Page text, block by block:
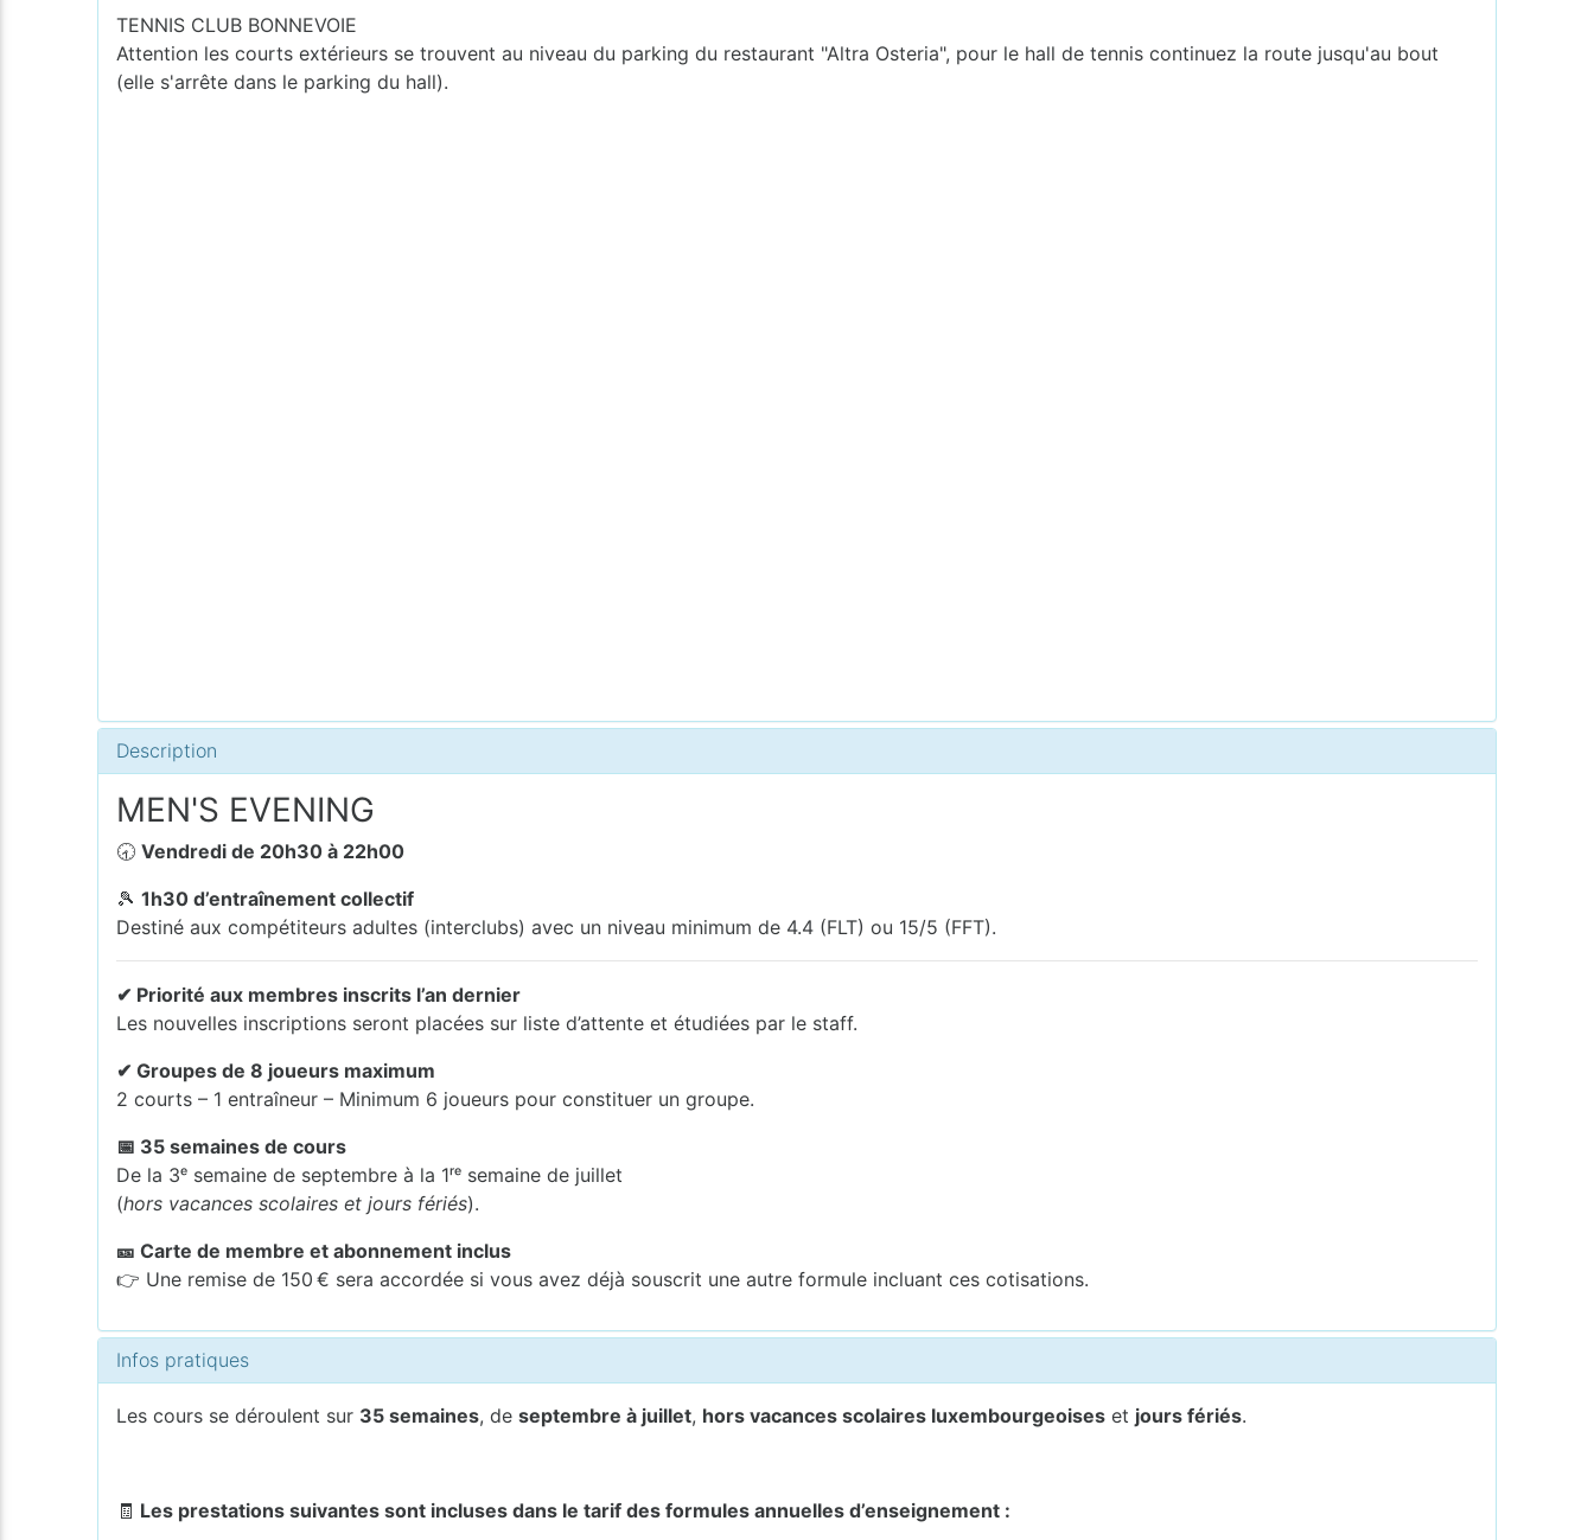
TENNIS CLUB BONNEVOIE
Attention les courts extérieurs se trouvent au niveau du parking du restaurant "Altra Osteria", pour le hall de tennis continuez la route jusqu'au bout
(elle s'arrête dans le parking du hall).
Description
MEN'S EVENING
🕣Vendredi de 20h30 à 22h00
🎾1h30 d’entraînement collectif
Destiné aux compétiteurs adultes (interclubs) avec un niveau minimum de 4.4 (FLT) ou 15/5 (FFT).
✔ Priorité aux membres inscrits l’an dernier
Les nouvelles inscriptions seront placées sur liste d’attente et étudiées par le staff.
✔ Groupes de 8 joueurs maximum
2 courts – 1 entraîneur – Minimum 6 joueurs pour constituer un groupe.
📅 35 semaines de cours
De la 3ᵉ semaine de septembre à la 1ʳᵉ semaine de juillet
(hors vacances scolaires et jours fériés).
🎫 Carte de membre et abonnement inclus
👉 Une remise de 150 € sera accordée si vous avez déjà souscrit une autre formule incluant ces cotisations.
Infos pratiques
Les cours se déroulent sur 35 semaines, deseptembre à juillet, hors vacances scolaires luxembourgeoises et jours fériés.
🧾 Les prestations suivantes sont incluses dans le tarif des formules annuelles d’enseignement :